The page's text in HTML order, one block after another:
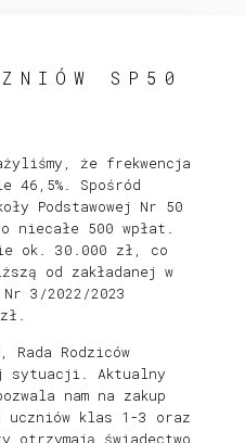
SP50
że frekwencja
46,5%. Spośród
Podstawowej Nr 50
niecałe 500 wpłat.
ok. 30.000 zł, co
od zakładanej w
Nr 3/2022/2023
Rodziców
sytuacji. Aktualny
nam na zakup
uczniów klas 1-3 oraz
świadectwo